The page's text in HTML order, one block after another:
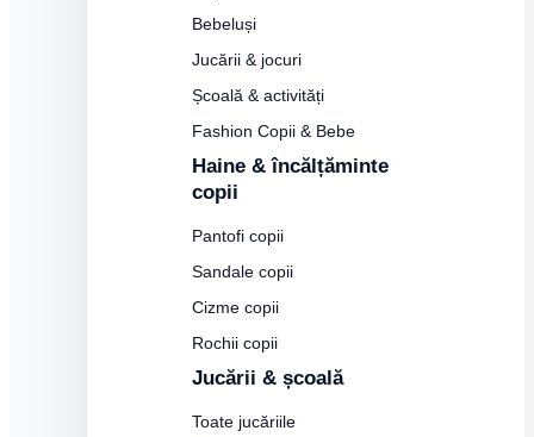
Bebeluși
Jucării & jocuri
Școală & activități
Fashion Copii & Bebe
Haine & încălțăminte
copii
Pantofi copii
Sandale copii
Cizme copii
Rochii copii
Jucării & școală
Toate jucăriile